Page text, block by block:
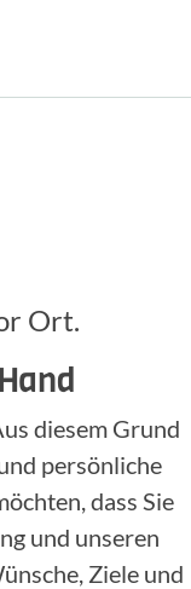
Ort.
diesem Grund
persönliche
dass Sie
und unseren
Ziele und